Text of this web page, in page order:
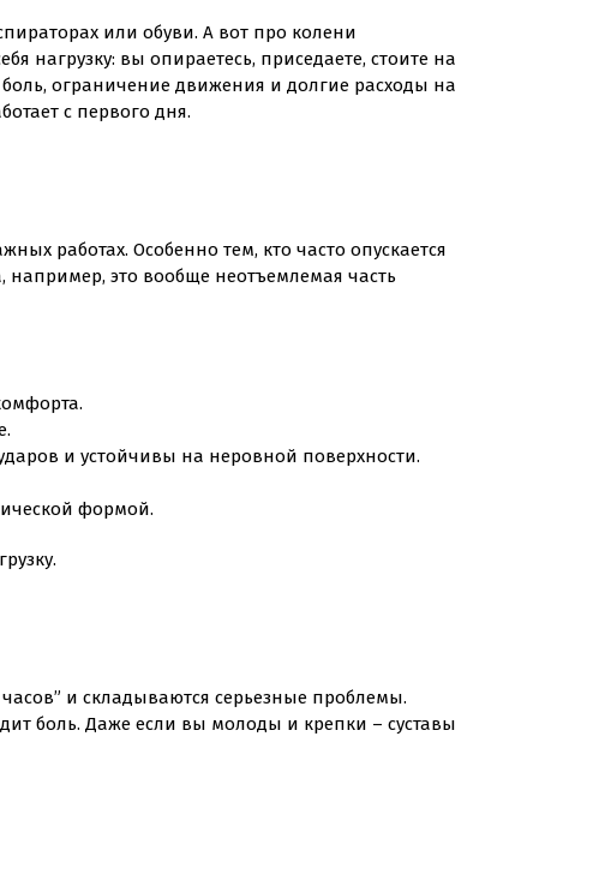
или обуви. А вот про колени
нагрузку: вы опираетесь, приседаете, стоите на
ограничение движения и долгие расходы на
с первого дня.
работах. Особенно тем, кто часто опускается
это вообще неотъемлемая часть
и устойчивы на неровной поверхности.
формой.
и складываются серьезные проблемы.
боль. Даже если вы молоды и крепки – суставы